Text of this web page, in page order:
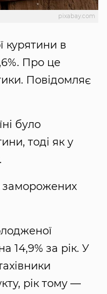
pixabay.com
курятини в
Про це
Повідомляє
було
тоді як у
заморожених
14,9% за рік. У
рік тому —